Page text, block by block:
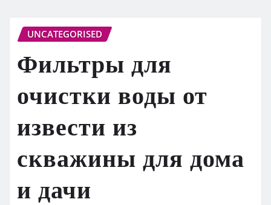
UNCATEGORISED
Фильтры для
очистки воды от
извести из
скважины для дома
и дачи